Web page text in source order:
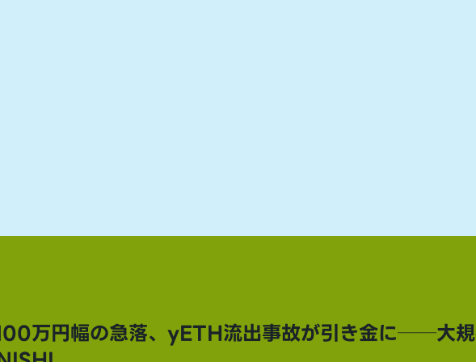
万円幅の急落、yETH流出事故が引き金に──大